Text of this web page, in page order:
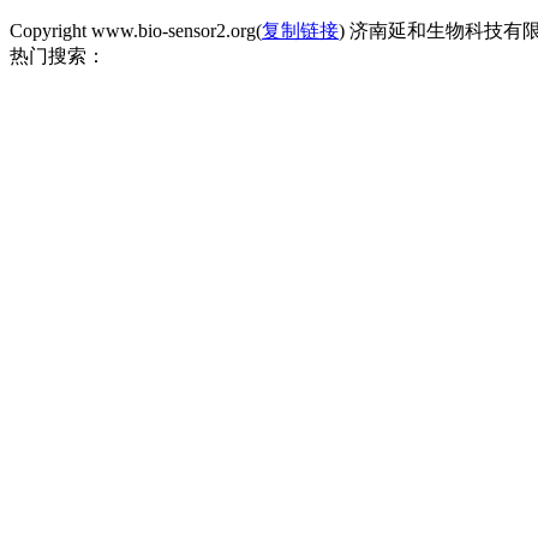
Copyright www.bio-sensor2.org(复制链接) 济南延和生物科技有
热门搜索：